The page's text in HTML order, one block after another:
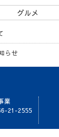
グルメ
らせ
業
21-2555